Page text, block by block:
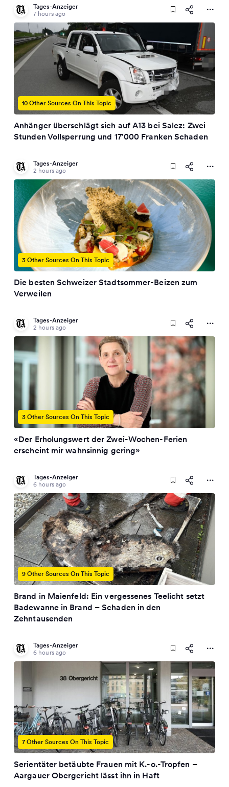
Tages-Anzeiger
7 hours ago
10 Other Sources On This Topic
Anhänger überschlägt sich auf A13 bei Salez: Zwei
Stunden Vollsperrung und 17'000 Franken Schaden
Tages-Anzeiger
2 hours ago
3 Other Sources On This Topic
Die besten Schweizer Stadtsommer-Beizen zum
Verweilen
Tages-Anzeiger
2 hours ago
3 Other Sources On This Topic
«Der Erholungswert der Zwei-Wochen-Ferien
erscheint mir wahnsinnig gering»
Tages-Anzeiger
6 hours ago
9 Other Sources On This Topic
Brand in Maienfeld: Ein vergessenes Teelicht setzt
Badewanne in Brand – Schaden in den
Zehntausenden
Tages-Anzeiger
6 hours ago
7 Other Sources On This Topic
Serientäter betäubte Frauen mit K.-o.-Tropfen –
Aargauer Obergericht lässt ihn in Haft